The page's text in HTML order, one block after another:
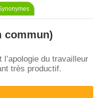
commun)
du travailleur
très productif.